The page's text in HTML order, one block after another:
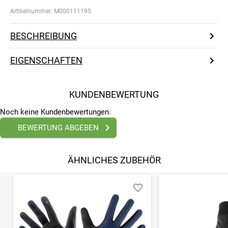
Artikelnummer: M000111195
BESCHREIBUNG
EIGENSCHAFTEN
KUNDENBEWERTUNG
Noch keine Kundenbewertungen.
BEWERTUNG ABGEBEN
ÄHNLICHES ZUBEHÖR